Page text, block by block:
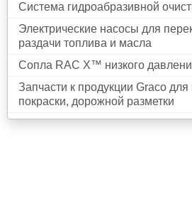
Система гидроабразивной
Электрические насосы для
раздачи топлива и масла
Сопла RAC X™ низкого
Запчасти к продукции Graco
покраски, дорожной разметки